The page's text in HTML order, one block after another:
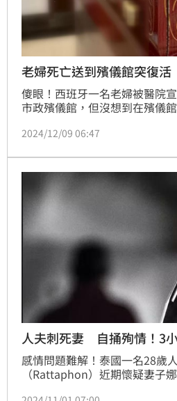
老婦死亡送到殯儀館突復
傻眼！西班牙一名老婦被醫院
市政殯儀館，但沒想到在殯儀
院進行檢查後，確認女子的生命
2024/12/09 06:47
人夫刺死妻 自捅殉情！3
感情問題難解！泰國一名28歲
（Rattaphon）近期懷疑妻子